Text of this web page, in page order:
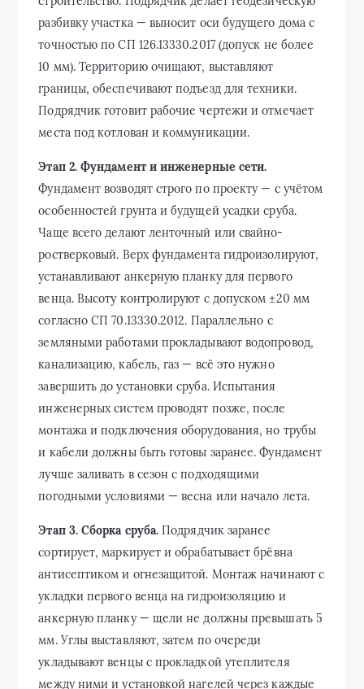
разбивку участка — выносит оси будущего дома с
точностью по СП 126.13330.2017 (допуск не более
10 мм). Территорию очищают, выставляют
границы, обеспечивают подъезд для техники.
Подрядчик готовит рабочие чертежи и отмечает
места под котлован и коммуникации.
Этап 2. Фундамент и инженерные сети.
Фундамент возводят строго по проекту — с учётом
особенностей грунта и будущей усадки сруба.
Чаще всего делают ленточный или свайно-
ростверковый. Верх фундамента гидроизолируют,
устанавливают анкерную планку для первого
венца. Высоту контролируют с допуском ±20 мм
согласно СП 70.13330.2012. Параллельно с
земляными работами прокладывают водопровод,
канализацию, кабель, газ — всё это нужно
завершить до установки сруба. Испытания
инженерных систем проводят позже, после
монтажа и подключения оборудования, но трубы
и кабели должны быть готовы заранее. Фундамент
лучше заливать в сезон с подходящими
погодными условиями — весна или начало лета.
Этап 3. Сборка сруба. Подрядчик заранее
сортирует, маркирует и обрабатывает брёвна
антисептиком и огнезащитой. Монтаж начинают с
укладки первого венца на гидроизоляцию и
анкерную планку — щели не должны превышать 5
мм. Углы выставляют, затем по очереди
укладывают венцы с прокладкой утеплителя
между ними и установкой нагелей через каждые